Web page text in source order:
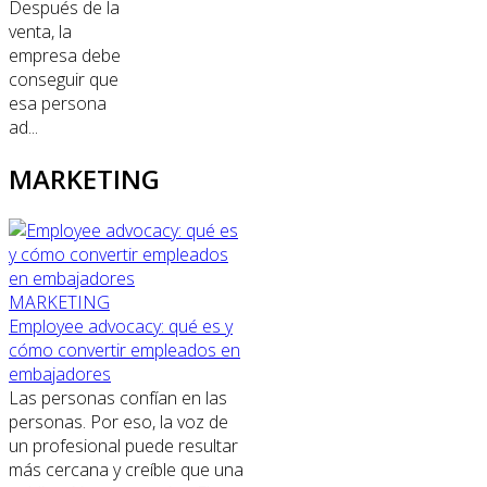
Después de la
venta, la
empresa debe
conseguir que
esa persona
ad...
MARKETING
MARKETING
Employee advocacy: qué es y
cómo convertir empleados en
embajadores
Las personas confían en las
personas. Por eso, la voz de
un profesional puede resultar
más cercana y creíble que una